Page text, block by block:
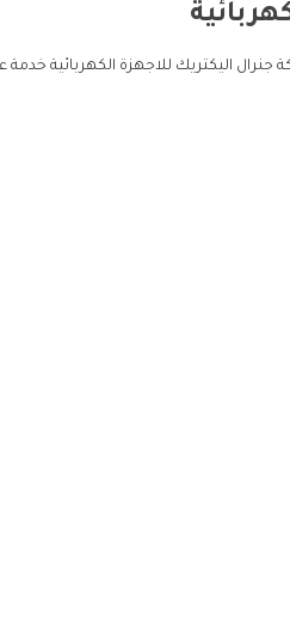
جنرال اليكتريك للاجهزة الكهربائية